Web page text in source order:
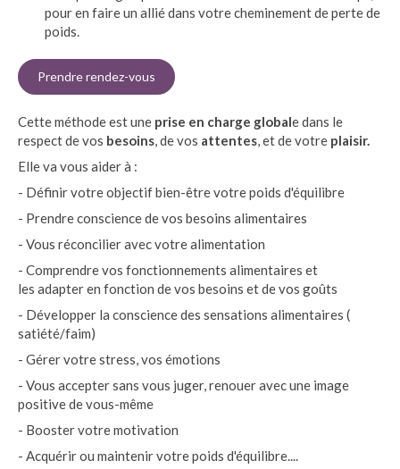
pour en faire un allié dans votre cheminement de perte de
poids.
Prendre rendez-vous
Cette méthode est une prise en charge globale dans le
respect de vos besoins, de vos attentes, et de votre plaisir.
Elle va vous aider à :
- Définir votre objectif bien-être votre poids d'équilibre
- Prendre conscience de vos besoins alimentaires
- Vous réconcilier avec votre alimentation
- Comprendre vos fonctionnements alimentaires et
les adapter en fonction de vos besoins et de vos goûts
- Développer la conscience des sensations alimentaires (
satiété/faim)
- Gérer votre stress, vos émotions
- Vous accepter sans vous juger, renouer avec une image
positive de vous-même
- Booster votre motivation
- Acquérir ou maintenir votre poids d'équilibre....